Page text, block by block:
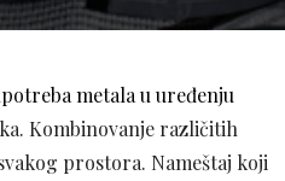
metala u uređenju
Kombinovanje različitih
prostora. Nameštaj koji